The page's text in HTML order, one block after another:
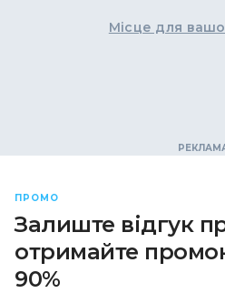
Місце для
ПРОМО
Залиште відгук
отримайте
90%